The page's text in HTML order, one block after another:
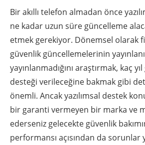
Bir akıllı telefon almadan önce
ne kadar uzun süre güncelleme
etmek gerekiyor. Dönemsel olarak
güvenlik güncellemelerinin
yayınlanmadığını araştırmak, kaç
desteği verileceğine bakmak gibi
önemli. Ancak yazılımsal destek
bir garanti vermeyen bir marka ve
ederseniz gelecekte güvenlik
performansı açısından da sorunlar